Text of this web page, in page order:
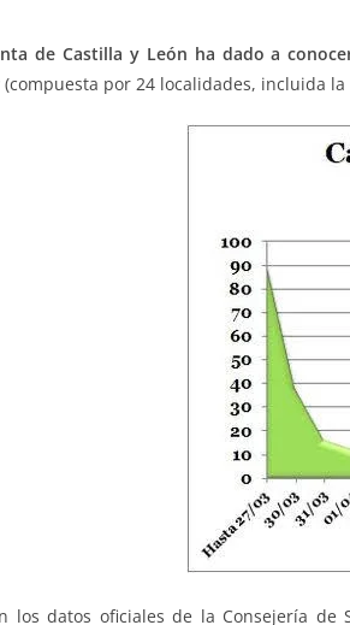
de Castilla y León ha dado a
(compuesta por 24 localidades, incluida
los datos oficiales de la Consejería de